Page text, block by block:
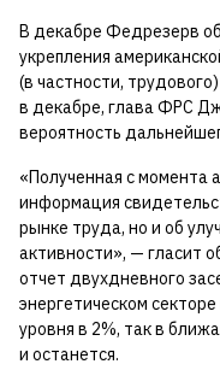
В декабре Федрезерв
укрепления
(в частности,
в декабре, глава ФРС
вероятность
«Полученная с момента
информация
рынке труда, но и об
активности», — гласит
отчет двухдневного
энергетическом
уровня в 2%, так в
и останется.